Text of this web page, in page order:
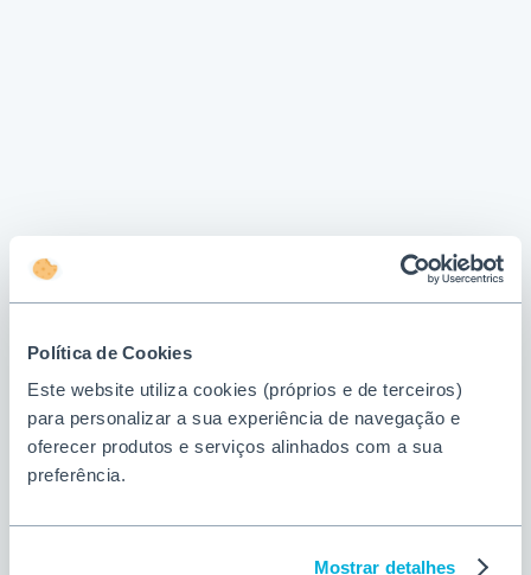
Política de Cookies
Este website utiliza cookies (próprios e de terceiros)
para personalizar a sua experiência de navegação e
oferecer produtos e serviços alinhados com a sua
preferência.
Mostrar detalhes